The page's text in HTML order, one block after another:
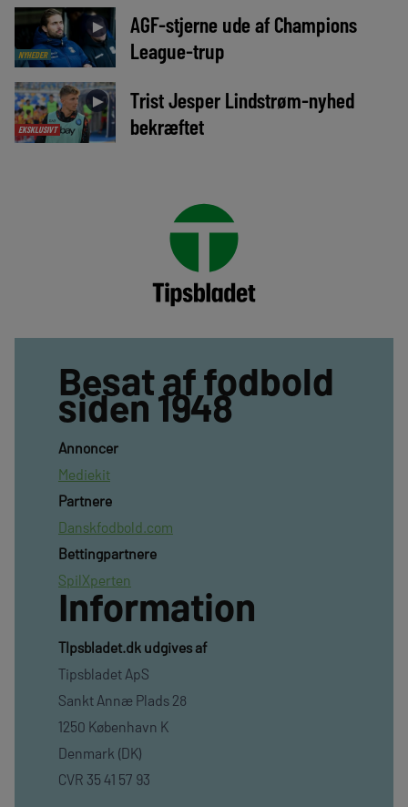
NYHEDER
►
AGF-stjerne ude af Champions
League-trup
EKSKLUSIVT
►
Trist Jesper Lindstrøm-nyhed
bekræftet
Besat af fodbold
siden 1948
Annoncer
Mediekit
Partnere
Danskfodbold.com
Bettingpartnere
SpilXperten
Information
TIpsbladet.dk udgives af
Tipsbladet ApS
Sankt Annæ Plads 28
1250 København K
Denmark (DK)
CVR 35 41 57 93